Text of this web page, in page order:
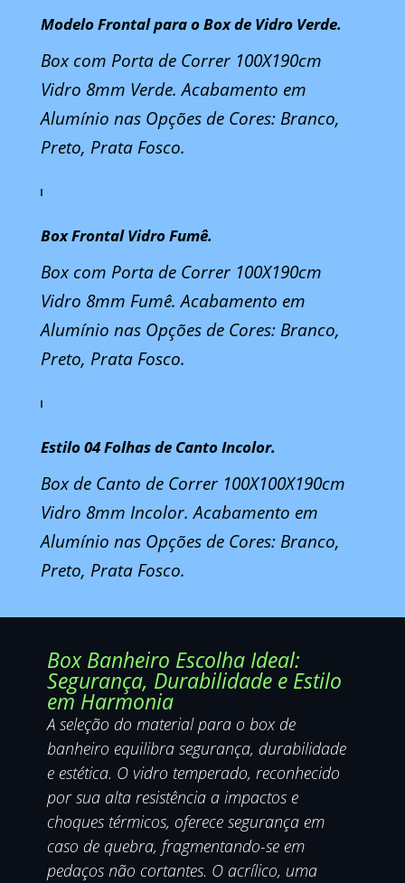
Modelo Frontal para o Box de Vidro Verde.
Box com Porta de Correr 100X190cm
Vidro 8mm Verde. Acabamento em
Alumínio nas Opções de Cores: Branco,
Preto, Prata Fosco.
Box Frontal Vidro Fumê.
Box com Porta de Correr 100X190cm
Vidro 8mm Fumê. Acabamento em
Alumínio nas Opções de Cores: Branco,
Preto, Prata Fosco.
Estilo 04 Folhas de Canto Incolor.
Box de Canto de Correr 100X100X190cm
Vidro 8mm Incolor. Acabamento em
Alumínio nas Opções de Cores: Branco,
Preto, Prata Fosco.
Box Banheiro Escolha Ideal:
Segurança, Durabilidade e Estilo
em Harmonia
A seleção do material para o box de
banheiro equilibra segurança, durabilidade
e estética. O vidro temperado, reconhecido
por sua alta resistência a impactos e
choques térmicos, oferece segurança em
caso de quebra, fragmentando-se em
pedaços não cortantes. O acrílico, uma